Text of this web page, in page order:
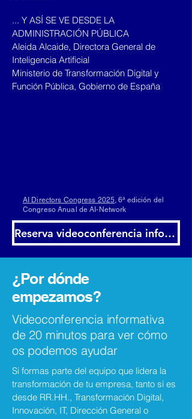
... Y ASÍ SE VE DESDE LA
ADMINISTRACIÓN PÚBLICA
Aleida Alcaide, Directora General de
Inteligencia Artificial
Ministerio de Transformación Digital y
Función Pública, Gobierno de España
AI Directors Congress 2025, 6ª edición del
Congreso Anual de AI-Network
Reserva videoconferencia informativa
¿Por dónde
empezamos?
Videoconferencia informativa
de 20 minutos para ver cómo
os podemos ayudar
Si formas parte del equipo que lidera la
transformación de tu empresa, tanto si es
desde RR.HH., Transformación Digital,
Innovación, IT, Dirección General o